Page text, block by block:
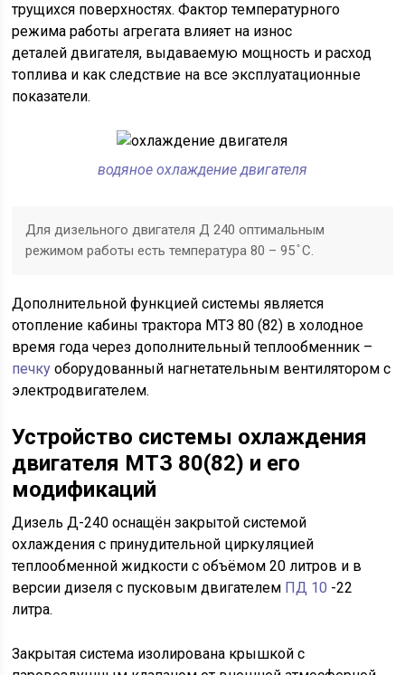
трущихся поверхностях. Фактор температурного
режима работы агрегата влияет на износ
деталей двигателя, выдаваемую мощность и расход
топлива и как следствие на все эксплуатационные
показатели.
водяное охлаждение двигателя
Для дизельного двигателя Д 240 оптимальным
режимом работы есть температура 80 – 95 ̊ С.
Дополнительной функцией системы является
отопление кабины трактора МТЗ 80 (82) в холодное
время года через дополнительный теплообменник –
печку оборудованный нагнетательным вентилятором с
электродвигателем.
Устройство системы охлаждения
двигателя МТЗ 80(82) и его
модификаций
Дизель Д-240 оснащён закрытой системой
охлаждения с принудительной циркуляцией
теплообменной жидкости с объёмом 20 литров и в
версии дизеля с пусковым двигателем ПД 10 -22
литра.
Закрытая система изолирована крышкой с